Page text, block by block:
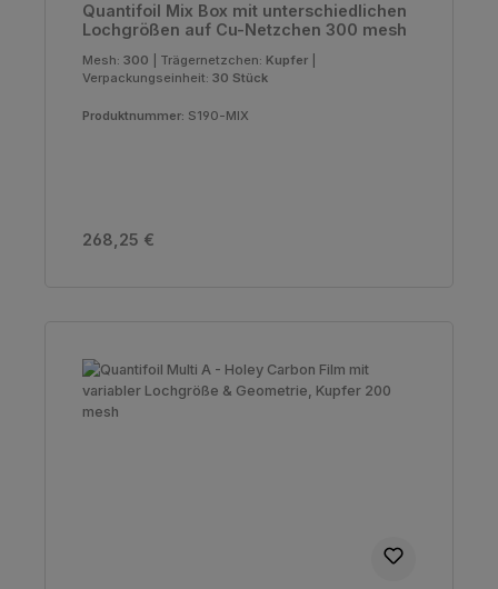
Quantifoil Mix Box mit unterschiedlichen
Lochgrößen auf Cu-Netzchen 300 mesh
Mesh: 300 Trägernetzchen: Kupfer
Verpackungseinheit: 30 Stück
Produktnummer: S190-MIX
Regulärer Preis:
268,25 €